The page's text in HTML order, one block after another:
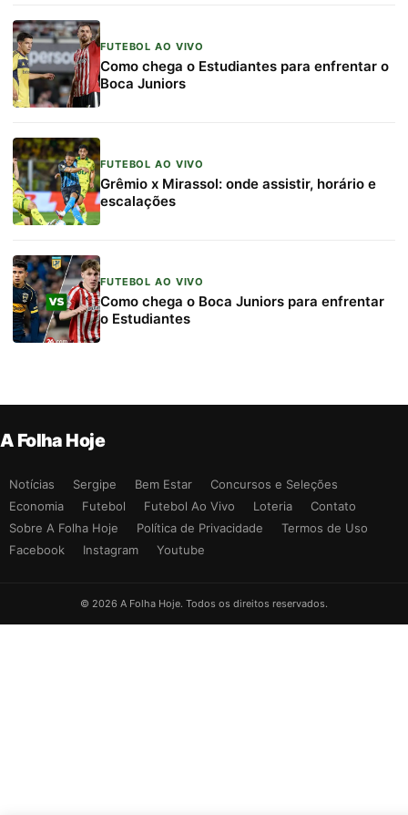
FUTEBOL AO VIVO
Como chega o Estudiantes para enfrentar o
Boca Juniors
FUTEBOL AO VIVO
Grêmio x Mirassol: onde assistir, horário e
escalações
FUTEBOL AO VIVO
Como chega o Boca Juniors para enfrentar
o Estudiantes
A Folha Hoje
Notícias Sergipe Bem Estar
Concursos e Seleções
Economia
Futebol Futebol Ao Vivo Loteria
Contato
Sobre A Folha Hoje
Política de Privacidade
Termos de Uso
Facebook
Instagram Youtube
© 2026 A Folha Hoje. Todos os direitos reservados.